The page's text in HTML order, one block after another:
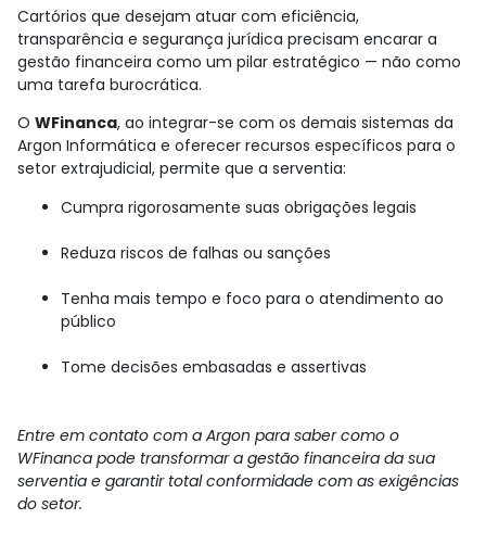
Cartórios que desejam atuar com eficiência,
transparência e segurança jurídica precisam encarar a
gestão financeira como um pilar estratégico — não como
uma tarefa burocrática.
O WFinanca, ao integrar-se com os demais sistemas da
Argon Informática e oferecer recursos específicos para o
setor extrajudicial, permite que a serventia:
Cumpra rigorosamente suas obrigações legais
Reduza riscos de falhas ou sanções
Tenha mais tempo e foco para o atendimento ao
público
Tome decisões embasadas e assertivas
Entre em contato com a Argon para saber como o
WFinanca pode transformar a gestão financeira da sua
serventia e garantir total conformidade com as exigências
do setor.